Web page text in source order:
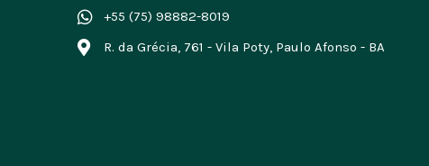
+55 (75) 98882-8019
R. da Grécia, 761 - Vila Poty, Paulo Afonso - BA